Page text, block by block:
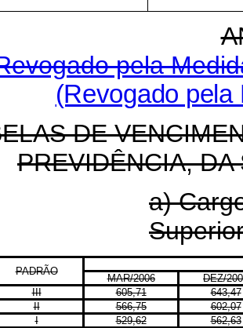
pela
(Revogado pela
DE
PREVIDÊNCIA,
a)
PADRÃO
MAR/2006 DEZ/
III 605,71
643,47
II
566,75
602,07
I
529,62 562,63